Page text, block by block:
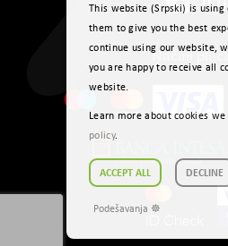
Načini
This website (Srpski) is using
them to give you the best
continue using our website,
you are happy to receive all
website.
Learn more about cookies
policy.
ACCEPT ALL DECLINE
Podešavanja ☸